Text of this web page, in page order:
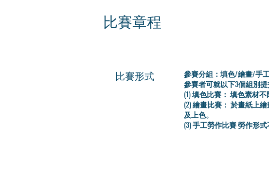
比賽章程
比賽形式
參賽分組：填色/繪畫/手
參賽者可就以下3個組別提
(1) 填色比賽： 填色素材
(2) 繪畫比賽： 於畫紙上
及上色。
(3) 手工勞作比賽 勞作形